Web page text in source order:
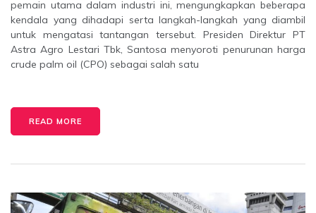
pemain utama dalam industri ini, mengungkapkan beberapa
kendala yang dihadapi serta langkah-langkah yang diambil
untuk mengatasi tantangan tersebut. Presiden Direktur PT
Astra Agro Lestari Tbk, Santosa menyoroti penurunan harga
crude palm oil (CPO) sebagai salah satu
READ MORE